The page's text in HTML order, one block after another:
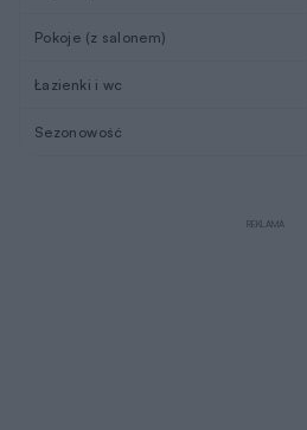
Pokoje (z salonem)
Łazienki i wc
Sezonowość
REKLAMA